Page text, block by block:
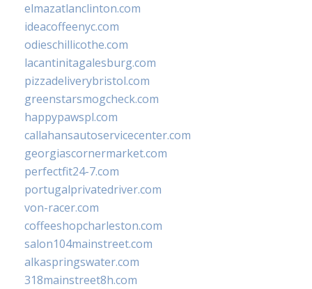
elmazatlanclinton.com
ideacoffeenyc.com
odieschillicothe.com
lacantinitagalesburg.com
pizzadeliverybristol.com
greenstarsmogcheck.com
happypawspl.com
callahansautoservicecenter.com
georgiascornermarket.com
perfectfit24-7.com
portugalprivatedriver.com
von-racer.com
coffeeshopcharleston.com
salon104mainstreet.com
alkaspringswater.com
318mainstreet8h.com